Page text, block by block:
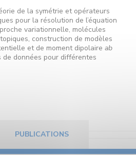
de la symétrie et opérateurs
pour la résolution de l’équation
variationnelle, molécules
construction de modèles
et de moment dipolaire ab
données pour différentes
PUBLICATIONS